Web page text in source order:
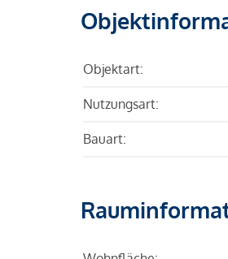
Objektart:
Nutzungsart:
Bauart: